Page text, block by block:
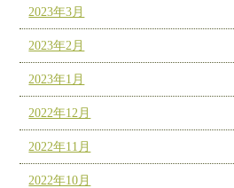
2023年3月
2023年2月
2023年1月
2022年12月
2022年11月
2022年10月